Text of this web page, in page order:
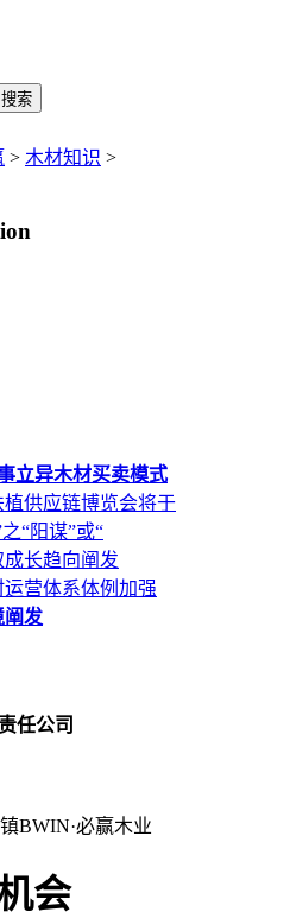
> 木材知识 >
立异木材买卖模式
植供应链博览会将于
“阳谋”或“
成长趋向阐发
营体系体例加强
阐发
任公司
BWIN·必赢木业
会